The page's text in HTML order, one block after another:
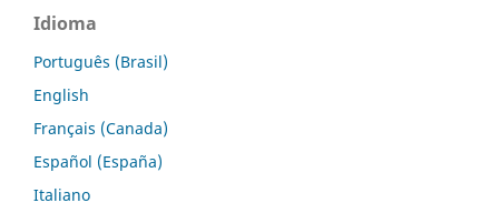
Idioma
Português (Brasil)
English
Français (Canada)
Español (España)
Italiano